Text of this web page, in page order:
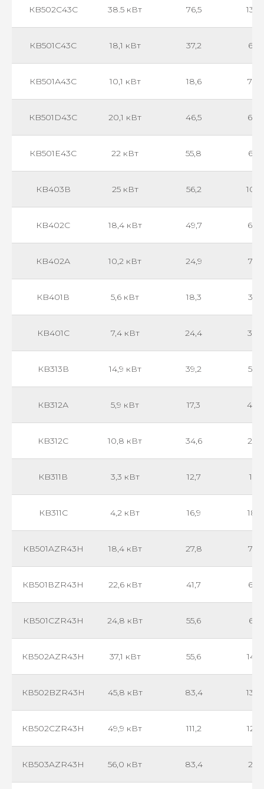
КB502C43С 38.5 кВт 76,5
КB501C43С 18,1 кВт 37,2
КB501А43С 10,1 кВт 18,6
КB501D43С 20,1 кВт 46,5
КB501Е43С 22 кВт 55,8
КB403В 25 кВт 56,2
КB402C 18,4 кВт 49,7
КB402А 10,2 кВт 24,9
КB401В 5,6 кВт 18,3
КB401С 7,4 кВт 24,4
КB313В 14,9 кВт 39,2
КB312А 5,9 кВт 17,3
КB312C 10,8 кВт 34,6
КB311В 3,3 кВт 12,7
КB311С 4,2 кВт 16,9
КВ501AZR43Н 18,4 кВт 27,8
КВ501ВZR43Н 22,6 кВт 41,7
КВ501СZR43Н 24,8 кВт 55,6
КВ502AZR43Н 37,1 кВт 55,6
КВ502BZR43Н 45,8 кВт 83,4
КВ502СZR43Н 49,9 кВт 111,2
КВ503AZR43Н 56,0 кВт 83,4